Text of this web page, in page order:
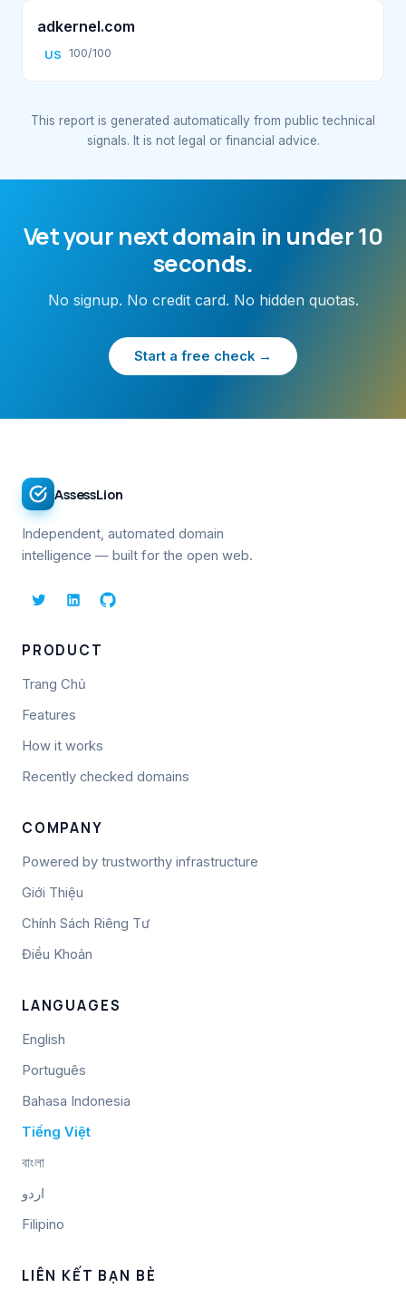
adkernel.com
US 100/100
This report is generated automatically from public technical
signals. It is not legal or financial advice.
Vet your next domain in under 10
seconds.
No signup. No credit card. No hidden quotas.
Start a free check →
AssessLion
Independent, automated domain
intelligence — built for the open web.
PRODUCT
Trang Chủ
Features
How it works
Recently checked domains
COMPANY
Powered by trustworthy infrastructure
Giới Thiệu
Chính Sách Riêng Tư
Điều Khoản
LANGUAGES
English
Português
Bahasa Indonesia
Tiếng Việt
বাংলা
اردو
Filipino
LIÊN KẾT BẠN BÈ